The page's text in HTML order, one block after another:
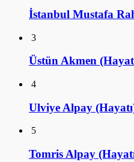
İstanbul Mustafa
3
Üstün Akmen
4
Ulviye Alpay
5
Tomris Alpay